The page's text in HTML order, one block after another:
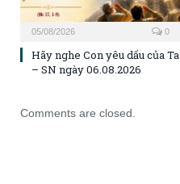
05/08/2026 0
Hãy nghe Con yêu dấu của Ta
– SN ngày 06.08.2026
Comments are closed.